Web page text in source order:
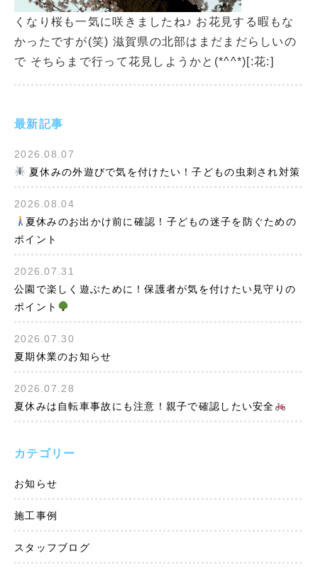
最新記事
2026.08.07
夏休みの外遊びで気を付けたい！子どもの虫刺され対策
2026.08.04
夏休みのお出かけ前に確認！子どもの迷子を防ぐための
ポイント
2026.07.31
公園で楽しく遊ぶために！保護者が気を付けたい見守りの
ポイント
2026.07.30
夏期休業のお知らせ
2026.07.28
夏休みは自転車事故にも注意！親子で確認したい安全
カテゴリー
お知らせ
施工事例
スタッフブログ
くなり桜も一気に咲きましたね♪ お花見する暇もな
かったですが(笑) 滋賀県の北部はまだまだらしいの
で そちらまで行って花見しようかと(*^^*)[:花:]